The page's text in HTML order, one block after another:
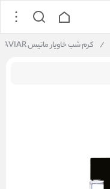
/ کرم شب خاویار ماتیس THE NIGHT Absolute regenerating care with CAVIAR